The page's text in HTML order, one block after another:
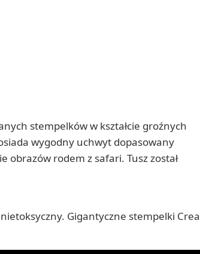
stempelków w kształcie groźnych
wygodny uchwyt dopasowany
obrazów rodem z safari. Tusz został
Gigantyczne stempelki Crea